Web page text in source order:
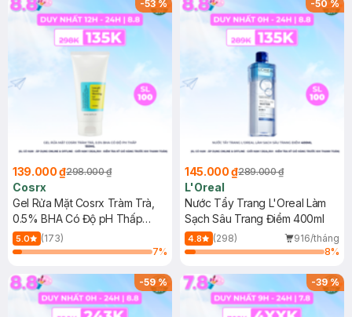
-53%
139.000 ₫298.000 ₫
Cosrx
Gel Rửa Mặt Cosrx Tràm Trà,
0.5% BHA Có Độ pH Thấp
150ml
5.0
(173)
7%
-50%
145.000 ₫289.000 ₫
L'Oreal
Nước Tẩy Trang L'Oreal Làm
Sạch Sâu Trang Điểm 400ml
4.8 (298)
916/tháng
8%
-59% -39%